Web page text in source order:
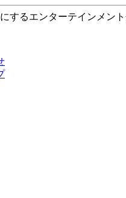
するエンターテインメン